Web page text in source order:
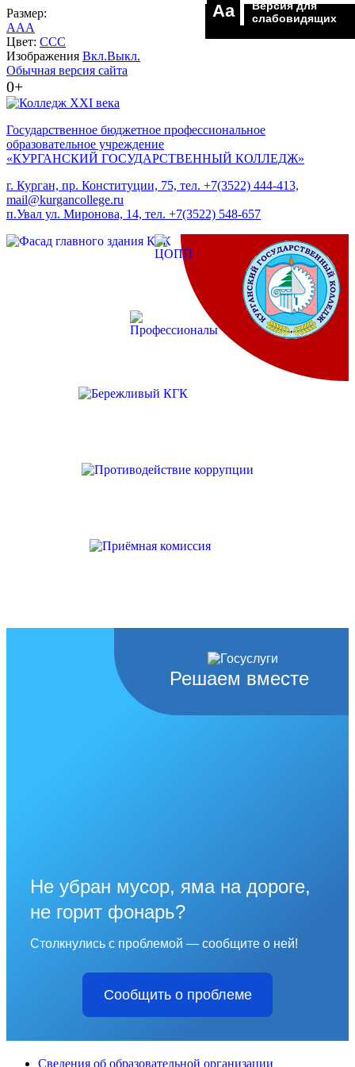
Размер:
AAA
Цвет: CCC
Изображения Вкл.Выкл.
Обычная версия сайта
0+
Aa
Версия для
слабовидящих
Государственное бюджетное профессиональное
образовательное учреждение
«КУРГАНСКИЙ ГОСУДАРСТВЕННЫЙ КОЛЛЕДЖ»
г. Курган, пр. Конституции, 75, тел. +7(3522) 444-413,
mail@kurgancollege.ru
п.Увал ул. Миронова, 14, тел. +7(3522) 548-657
Решаем вместе
Не убран мусор, яма на дороге,
не горит фонарь?
Столкнулись с проблемой — сообщите о ней!
Сообщить о проблеме
Сведения об образовательной организации